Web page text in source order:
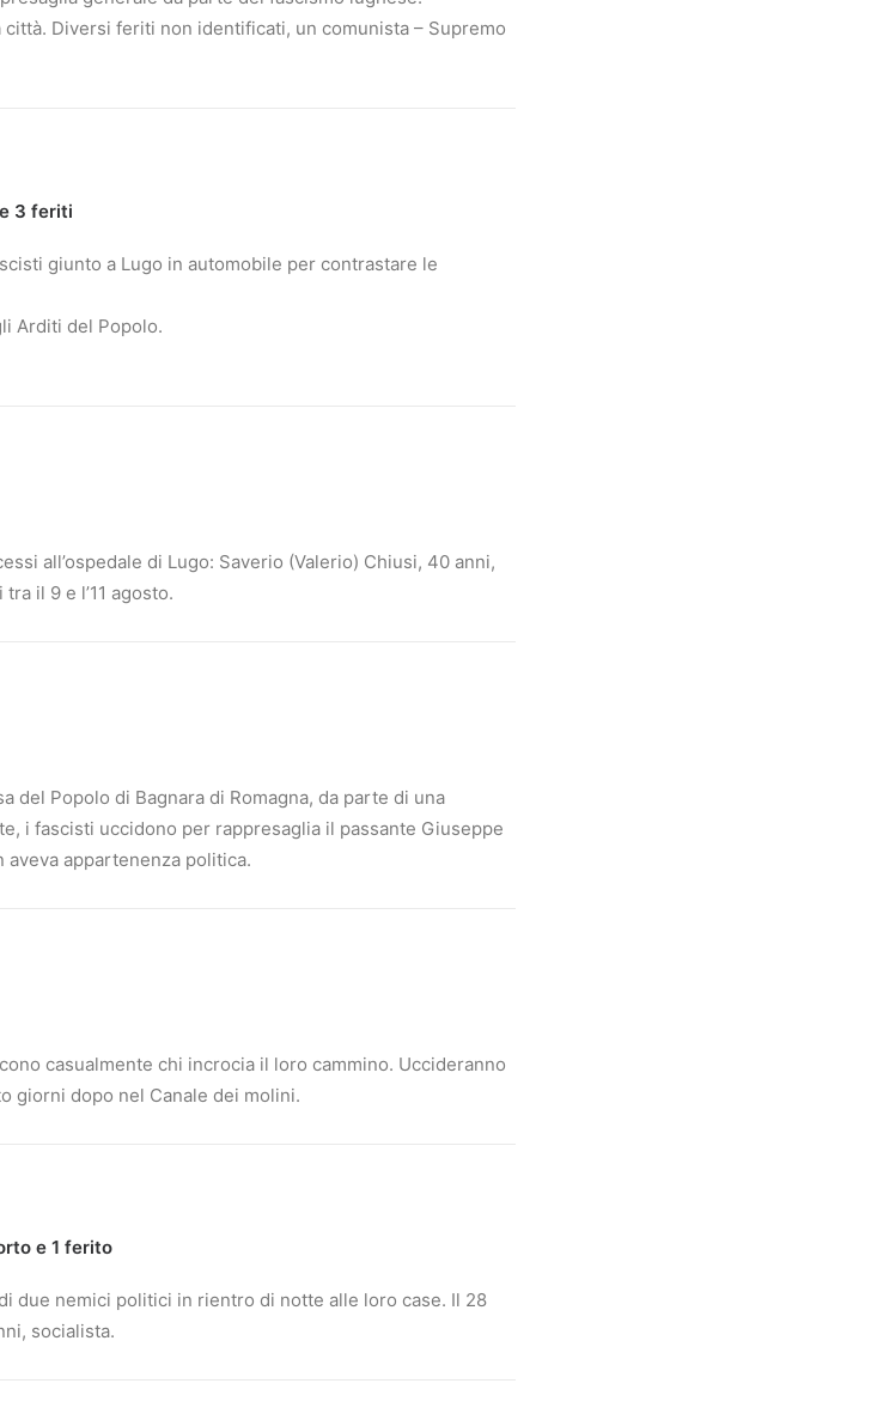
Diversi feriti non identificati, un comunista – Supremo
3 feriti
giunto a Lugo in automobile per contrastare le
Arditi del Popolo.
all’ospedale di Lugo: Saverio (Valerio) Chiusi, 40 anni,
il 9 e l’11 agosto.
del Popolo di Bagnara di Romagna, da parte di una
i fascisti uccidono per rappresaglia il passante Giuseppe
aveva appartenenza politica.
casualmente chi incrocia il loro cammino. Uccideranno
giorni dopo nel Canale dei molini.
e 1 ferito
due nemici politici in rientro di notte alle loro case. Il 28
socialista.